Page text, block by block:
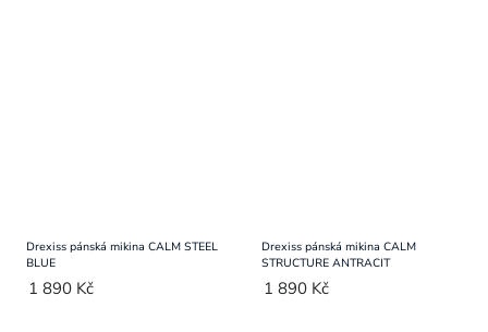
Drexiss pánská mikina CALM STEEL
BLUE
1 890 Kč
Drexiss pánská mikina CALM
STRUCTURE ANTRACIT
1 890 Kč